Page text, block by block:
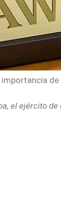
de
el ejército